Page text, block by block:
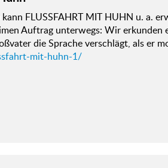
FLUSSFAHRT MIT HUHN u. a.
Auftrag unterwegs: Wir
die Sprache verschlägt, als er
mit-huhn-1/